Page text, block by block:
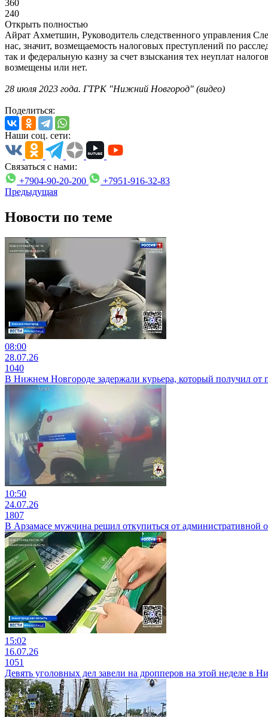
360
240
Открыть полностью
Айрат Ахметшин, Руководитель следственного управления
нас, значит, возмещаемость налоговых преступлений по
так и федеральную казну за счет взыскания тех неуплат
возмещены или нет.
28 июля 2023 года. ГТРК "Нижний Новгород" (видео)
Поделиться:
Наши соц. сети:
Связаться с нами:
+7904-90-20-200
+7951-916-32-83
Предыдущая
Новости по теме
08:00
28.07.26
1040
В Нижнем Новгороде задержали курьера, который получил
10:50
24.07.26
1807
В Арзамасе мужчина решил откупиться от административной
15:02
16.07.26
1051
Девять уголовных дел завели на дропперов на этой неделе в